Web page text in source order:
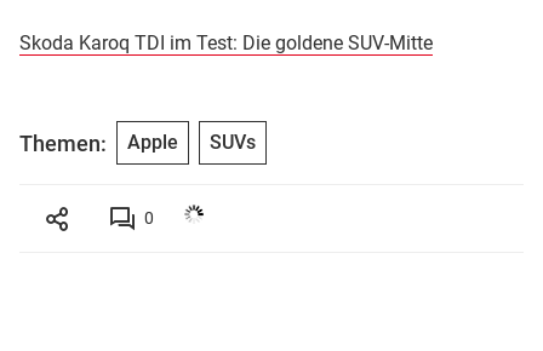
Skoda Karoq TDI im Test: Die goldene SUV-Mitte
Themen: Apple SUVs
0